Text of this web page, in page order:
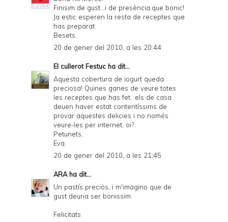
Finisim de gust...i de presència,que bonic!
Ja estic esperen la resta de receptes que
has preparat.
Besets.
20 de gener del 2010, a les 20:44
El cullerot Festuc ha dit...
Aquesta cobertura de iogurt queda
preciosa! Quines ganes de veure totes
les receptes que has fet...els de casa
deuen haver estat contentíssims de
provar aquestes delicies i no només
veure-les per internet, oi?
Petunets,
Eva.
20 de gener del 2010, a les 21:45
ARAha dit...
Un pastís preciòs, i m'imagino que de
gust deuria ser bonissim.
Felicitats